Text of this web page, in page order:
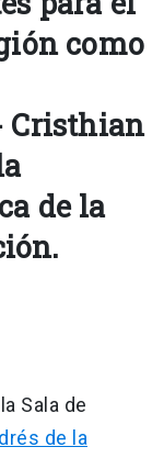
como
Cristhian
de la
Sala de
de la